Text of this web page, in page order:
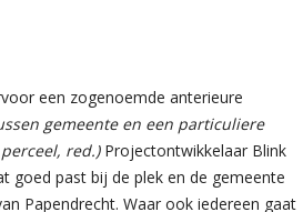
een zogenoemde anterieure
gemeente en een particuliere
red.) Projectontwikkelaar Blink
goed past bij de plek en de gemeente
Papendrecht. Waar ook iedereen gaat